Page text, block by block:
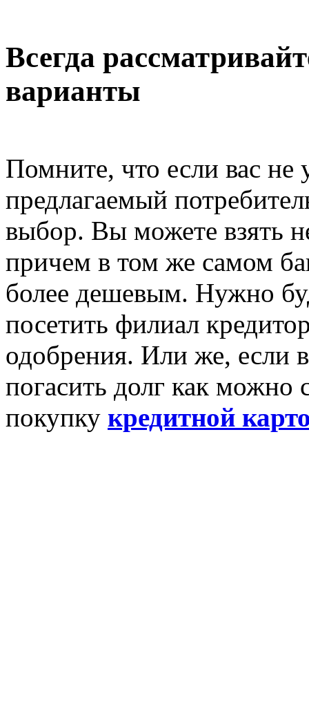
Всегда
варианты
Помните, что если вас не
предлагаемый
выбор. Вы можете взять
причем в том же самом
более дешевым. Нужно
посетить филиал
одобрения. Или же, если
погасить долг как можно
покупку кредитной